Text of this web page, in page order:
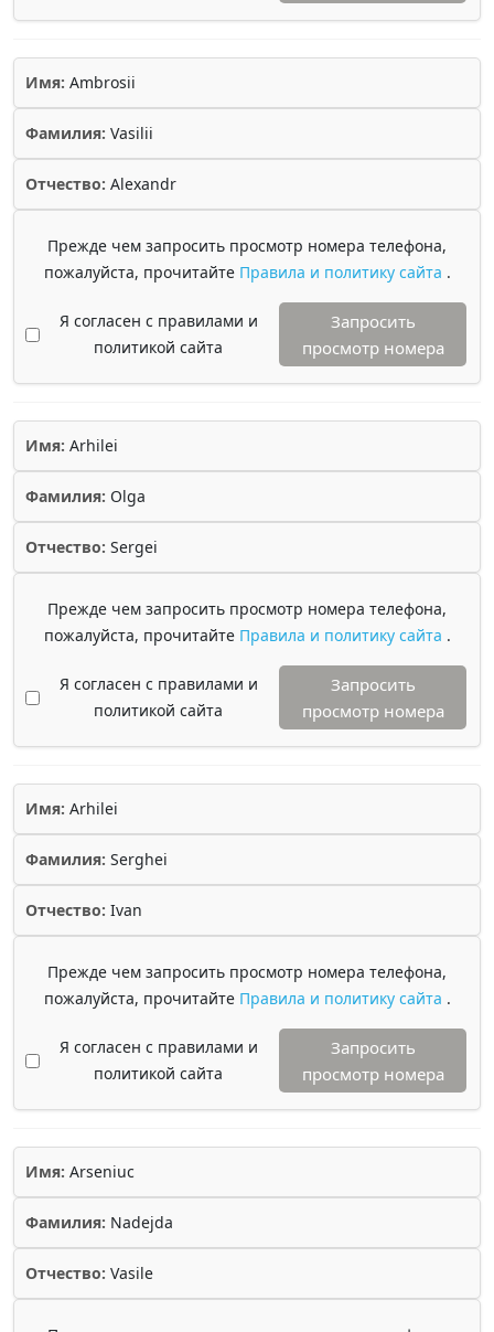
Имя: Ambrosii
Фамилия: Vasilii
Отчество: Alexandr
Прежде чем запросить просмотр номера телефона,
пожалуйста, прочитайте Правила и политику сайта .
Я согласен с правилами и
политикой сайта
Запросить
просмотр номера
Имя: Arhilei
Фамилия: Olga
Отчество: Sergei
Прежде чем запросить просмотр номера телефона,
пожалуйста, прочитайте Правила и политику сайта .
Я согласен с правилами и
политикой сайта
Запросить
просмотр номера
Имя: Arhilei
Фамилия: Serghei
Отчество: Ivan
Прежде чем запросить просмотр номера телефона,
пожалуйста, прочитайте Правила и политику сайта .
Я согласен с правилами и
политикой сайта
Запросить
просмотр номера
Имя: Arseniuc
Фамилия: Nadejda
Отчество: Vasile